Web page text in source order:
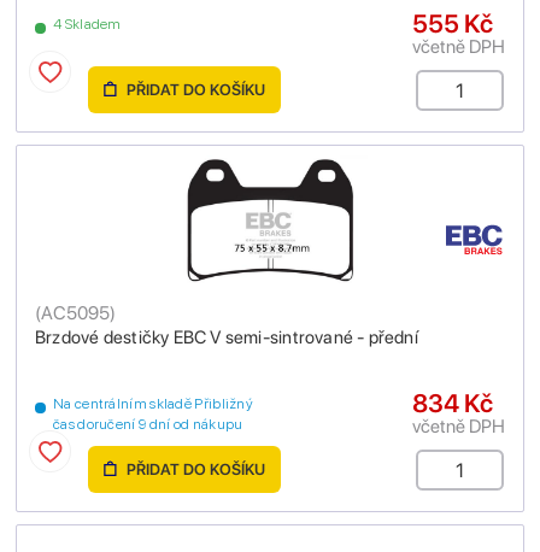
4 Skladem 555 Kč
včetně DPH
PŘIDAT DO KOŠÍKU
Brzdové destičky EBC V semi-sintrované - přední
(AC5095)
Na centrálním skladě Přibližný
čas doručení 9 dní od nákupu
834 Kč
včetně DPH
PŘIDAT DO KOŠÍKU